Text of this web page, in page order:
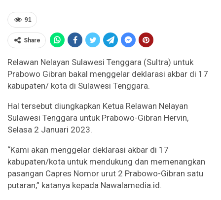
91
Share
Relawan Nelayan Sulawesi Tenggara (Sultra) untuk
Prabowo Gibran bakal menggelar deklarasi akbar di 17
kabupaten/ kota di Sulawesi Tenggara.
Hal tersebut diungkapkan Ketua Relawan Nelayan
Sulawesi Tenggara untuk Prabowo-Gibran Hervin,
Selasa 2 Januari 2023.
“Kami akan menggelar deklarasi akbar di 17
kabupaten/kota untuk mendukung dan memenangkan
pasangan Capres Nomor urut 2 Prabowo-Gibran satu
putaran,” katanya kepada Nawalamedia.id.